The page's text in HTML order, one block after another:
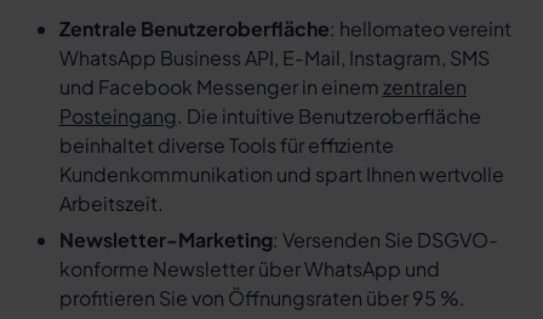
Zentrale Benutzeroberfläche: hellomateo vereint
WhatsApp Business API, E-Mail, Instagram, SMS
und Facebook Messenger in einem zentralen
Posteingang. Die intuitive Benutzeroberfläche
beinhaltet diverse Tools für effiziente
Kundenkommunikation und spart Ihnen wertvolle
Arbeitszeit.
Newsletter-Marketing: Versenden Sie DSGVO-
konforme Newsletter über WhatsApp und
profitieren Sie von Öffnungsraten über 95 %.